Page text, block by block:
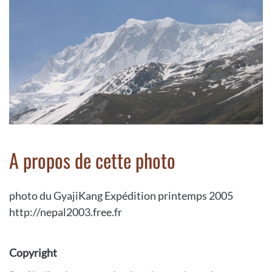
A propos de cette photo
photo du GyajiKang Expédition printemps 2005
http://nepal2003.free.fr
Copyright